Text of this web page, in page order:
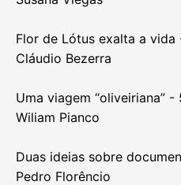
“Descansa. Depois fazes
Ricardo Vieira Lisboa
Iván Villarmea Álvarez
Susana Viegas